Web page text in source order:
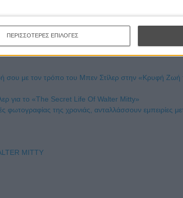
ΠΕΡΙΣΣΟΤΕΡΕΣ ΕΠΙΛΟΓΕΣ
σου με τον τρόπο του Μπεν Στίλερ στην «Κρυφή Ζωή
για το «The Secret Life Of Walter Mitty»
φωτογραφίας της χρονιάς, ανταλλάσσουν εμπειρίες
MITTY